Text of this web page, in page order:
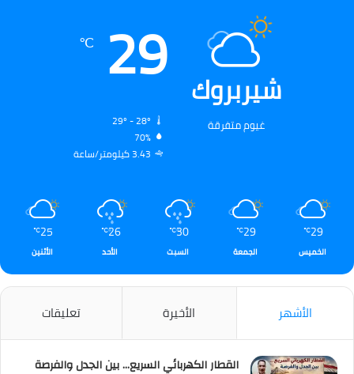
شيربروك
غيوم متفرقة
29
℃
70%
3.43 كيلومتر/ساعة
29
℃
الخميس
29
℃
الجمعة
30
℃
السبت
26
℃
الأحد
25
℃
الأثنين
الأشهر الأخيرة تعليقات
القطار الكهربائي السريع… بين الجدل والفرصة